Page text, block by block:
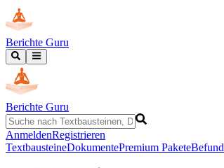
Berichte Guru
Berichte Guru
AnmeldenRegistrieren
TextbausteineDokumentePremium Pakete